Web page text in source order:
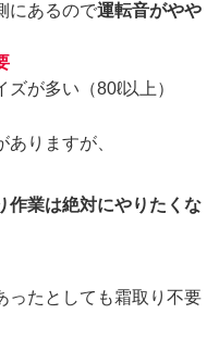
るので運転音がやや
（80ℓ以上）
りますが、
作業は絶対にやりたくな
ったとしても霜取り不要